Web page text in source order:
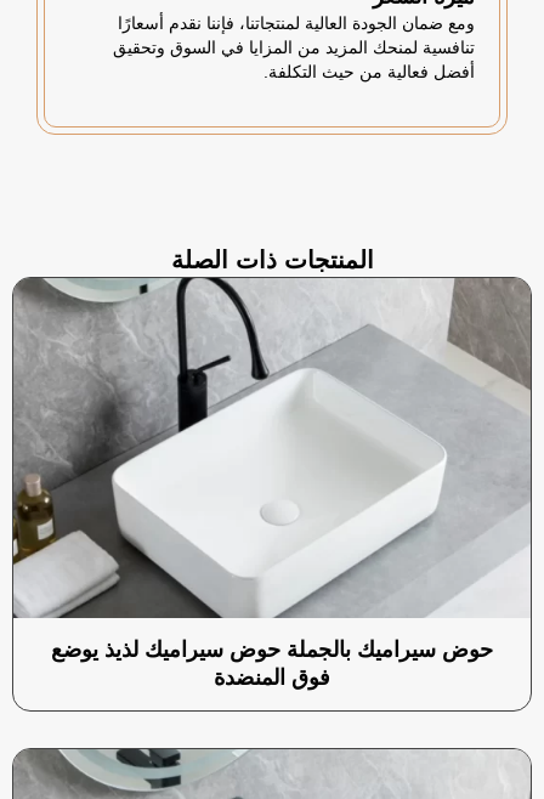
ومع ضمان الجودة العالية لمنتجاتنا، فإننا نقدم أسعارًا
تنافسية لمنحك المزيد من المزايا في السوق وتحقيق
أفضل فعالية من حيث التكلفة.
المنتجات ذات الصلة
حوض سيراميك بالجملة حوض سيراميك لذيذ يوضع
فوق المنضدة